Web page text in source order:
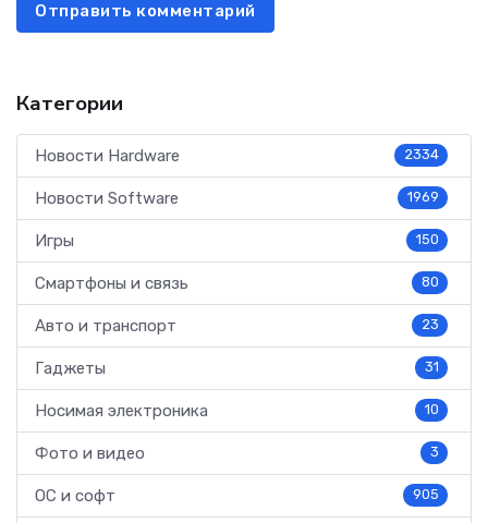
Отправить комментарий
Категории
Новости Hardware 2334
Новости Software 1969
Игры 150
Смартфоны и связь 80
Авто и транспорт 23
Гаджеты 31
Носимая электроника 10
Фото и видео 3
ОС и софт 905